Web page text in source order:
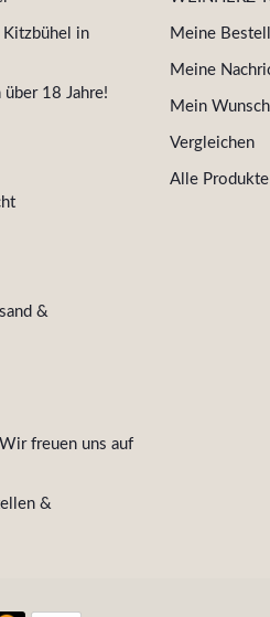
Kitzbühel in
über 18 Jahre!
&
freuen uns auf
&
Meine
Meine
Mein
Vergleichen
Alle Produkte